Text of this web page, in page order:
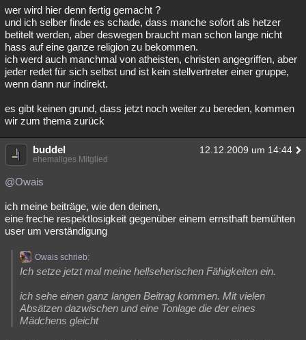
Lesenswert Schlüsselwörter
wer wird hier denn fertig gemacht ?
und ich selber finde es schade, dass manche sofort als hetzer
betitelt werden, aber deswegen braucht man schon lange nicht
hass auf eine ganze religion zu bekommen.
ich werd auch manchmal von atheisten, christen angegriffen, aber
jeder redet für sich selbst und ist kein stellvertreter einer gruppe,
wenn dann nur indirekt.
es gibt keinen grund, dass jetzt noch weiter zu bereden, kommen
wir zum thema zurück
buddel 12.12.2009 um 14:44
ehemaliges Mitglied
@Owais
ich meine beiträge, wie den deinen,
eine freche respektlosigkeit gegenüber einem ernsthaft bemühten
user um verständigung
Owais schrieb:
Ich setze jetzt mal meine hellseherischen Fähigkeiten ein.
ich sehe einen ganz langen Beitrag kommen. Mit vielen
Absätzen dazwischen und eine Tonlage die der eines
Mädchens gleicht